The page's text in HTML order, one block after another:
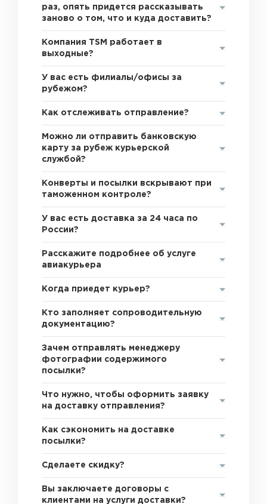
раз, опять придется рассказывать
заново о том, что и куда доставить?
Компания TSM работает в
выходные?
У вас есть филиалы/офисы за
рубежом?
Как отслеживать отправление?
Можно ли отправить банковскую
карту за рубеж курьерской
службой?
Конверты и посылки вскрывают при
таможенном контроле?
У вас есть доставка за 24 часа по
России?
Расскажите подробнее об услуге
авиакурьера
Когда приедет курьер?
Кто заполняет сопроводительную
документацию?
Зачем отправлять менеджеру
фотографии содержимого
посылки?
Что нужно, чтобы оформить заявку
на доставку отправления?
Как сэкономить на доставке
посылки?
Сделаете скидку?
Вы заключаете договоры с
клиентами на услуги доставки?